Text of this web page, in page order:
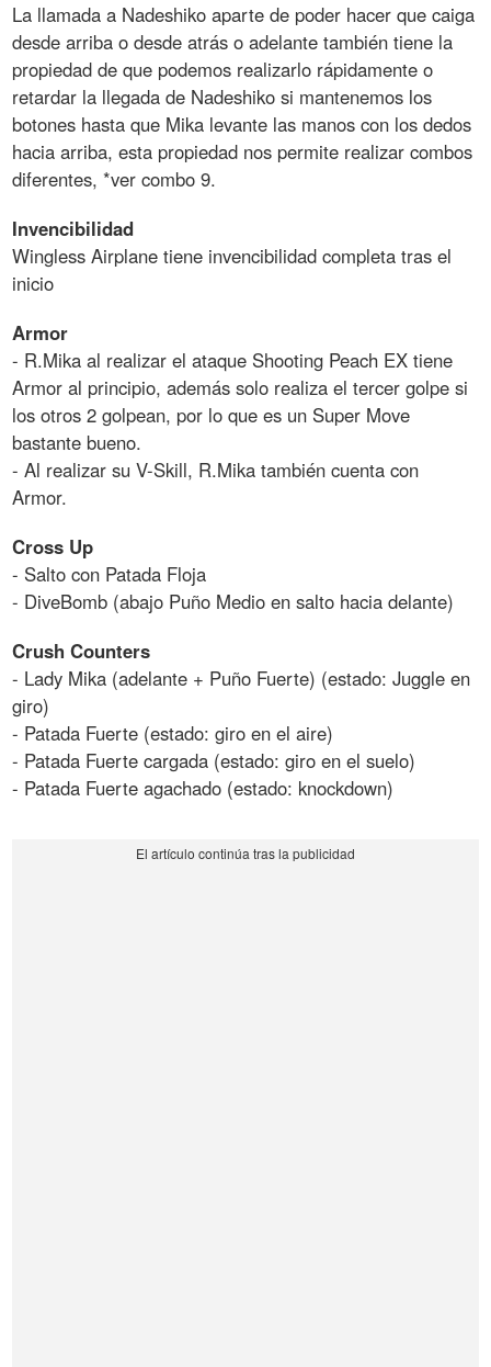
La llamada a Nadeshiko aparte de poder hacer que caiga
desde arriba o desde atrás o adelante también tiene la
propiedad de que podemos realizarlo rápidamente o
retardar la llegada de Nadeshiko si mantenemos los
botones hasta que Mika levante las manos con los dedos
hacia arriba, esta propiedad nos permite realizar combos
diferentes, *ver combo 9.
Invencibilidad
Wingless Airplane tiene invencibilidad completa tras el
inicio
Armor
- R.Mika al realizar el ataque Shooting Peach EX tiene
Armor al principio, además solo realiza el tercer golpe si
los otros 2 golpean, por lo que es un Super Move
bastante bueno.
- Al realizar su V-Skill, R.Mika también cuenta con
Armor.
Cross Up
- Salto con Patada Floja
- DiveBomb (abajo Puño Medio en salto hacia delante)
Crush Counters
- Lady Mika (adelante + Puño Fuerte) (estado: Juggle en
giro)
- Patada Fuerte (estado: giro en el aire)
- Patada Fuerte cargada (estado: giro en el suelo)
- Patada Fuerte agachado (estado: knockdown)